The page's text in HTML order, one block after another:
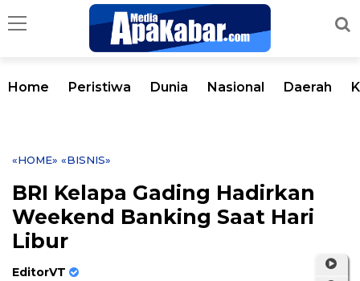
Home Peristiwa Dunia Nasional Daerah
«HOME» «BISNIS»
BRI Kelapa Gading Hadirkan
Weekend Banking Saat Hari
Libur
EditorVT